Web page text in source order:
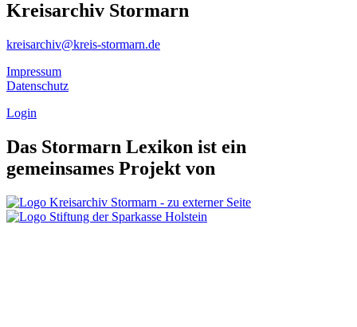
Kreisarchiv Stormarn
kreisarchiv@kreis-stormarn.de
Impressum
Datenschutz
Login
Das Stormarn Lexikon ist ein
gemeinsames Projekt von